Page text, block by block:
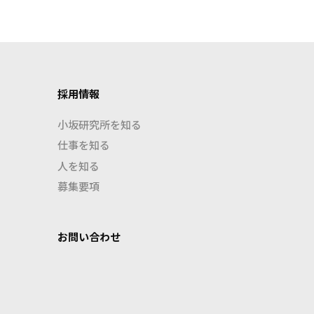
採用情報
小坂研究所を知る
仕事を知る
人を知る
募集要項
お問い合わせ